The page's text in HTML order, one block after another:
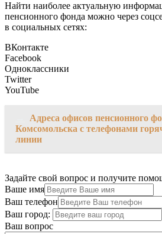
Найти наиболее актуальную
пенсионного фонда можно через
в социальных сетях:
ВКонтакте
Facebook
Одноклассники
Twitter
YouTube
Адреса офисов пенсионного
Комсомольска с телефонами
линии
Задайте свой вопрос и получите
Ваше имя
Ваш телефон
Ваш город:
Ваш вопрос